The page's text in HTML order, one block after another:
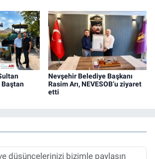
Nevşehir Belediye Başkanı
Rasim Arı, NEVESOB’u ziyaret
etti